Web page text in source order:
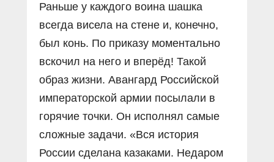
Раньше у каждого воина шашка
всегда висела на стене и, конечно,
был конь. По приказу моментально
вскочил на него и вперёд! Такой
образ жизни. Авангард Российской
императорской армии посылали в
горячие точки. Он исполнял самые
сложные задачи. «Вся история
России сделана казаками. Недаром